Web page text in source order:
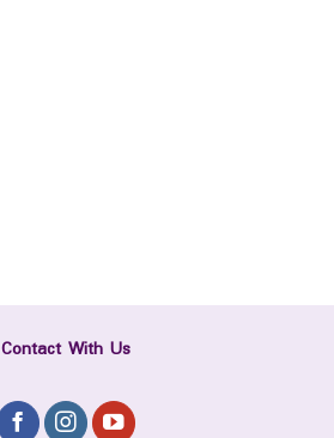
Contact With Us